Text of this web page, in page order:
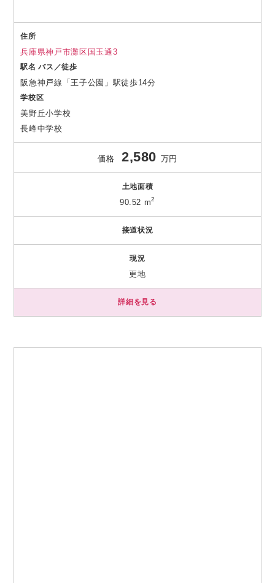
住所
兵庫県神戸市灘区国玉通3
駅名 バス／徒歩
阪急神戸線「王子公園」駅徒歩14分
学校区
美野丘小学校
長峰中学校
価格 2,580 万円
土地面積
90.52 m2
接道状況
現況
更地
詳細を見る